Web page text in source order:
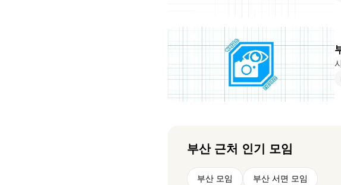
니다 *가입후 3
사
부산근처 인기 모임
부산 모임 부산 서면 모임